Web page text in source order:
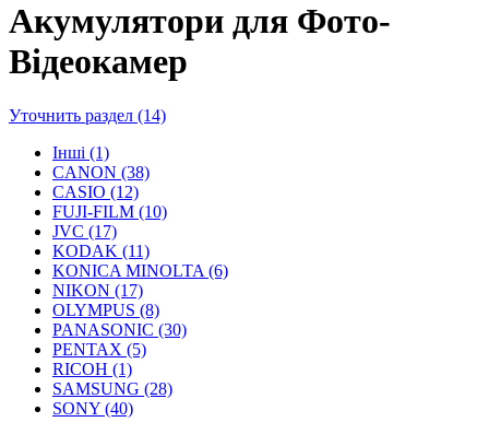
Акумулятори для Фото-
Відеокамер
Уточнить раздел (14)
Інші (1)
CANON (38)
CASIO (12)
FUJI-FILM (10)
JVC (17)
KODAK (11)
KONICA MINOLTA (6)
NIKON (17)
OLYMPUS (8)
PANASONIC (30)
PENTAX (5)
RICOH (1)
SAMSUNG (28)
SONY (40)